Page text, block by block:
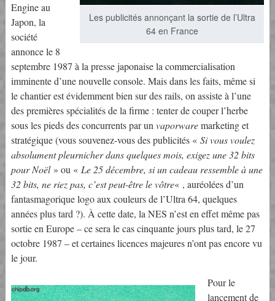
Les publicités annonçant la sortie de l’Ultra
64 en France
Engine au
Japon, la
société
annonce le 8
septembre 1987 à la presse japonaise la commercialisation
imminente d’une nouvelle console. Mais dans les faits, même si
le chantier est évidemment bien sur des rails, on assiste à l’une
des premières spécialités de la firme : tenter de couper l’herbe
sous les pieds des concurrents par un vaporwaremarketing et
stratégique (vous souvenez-vous des publicités « Si vous voulez
absolument pleurnicher dans quelques mois, exigez une 32 bits
pour Noël» ou « Le 25 décembre, si un cadeau ressemble à une
32 bits, ne riez pas, c’est peut-être le vôtre« , auréolées d’un
fantasmagorique logo aux couleurs de l’Ultra 64, quelques
années plus tard ?). À cette date, la NES n’est en effet même pas
sortie en Europe – ce sera le cas cinquante jours plus tard, le 27
octobre 1987 – et certaines licences majeures n’ont pas encore vu
le jour.
Pour le
lancement de